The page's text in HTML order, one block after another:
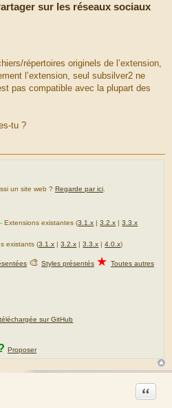
sur les réseaux sociaux
répertoires originels de l’extension,
l’extension, seul subsilver2 ne
pas compatible avec la plupart des
tu ?
un site web ? Regarde par ici
-Extensions existantes (3.1.x |3.2.x |3.3.x
existants (3.1.x |3.2.x |3.3.x |4.0.x)
🎨 Styles présentés ★ Toutes autres
sur GitHub
Proposer
Citation